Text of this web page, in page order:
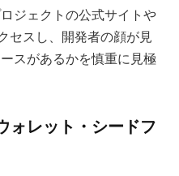
ジェクトの公式サイトや
セスし、開発者の顔が見
スがあるかを慎重に見極
ォレット・シードフ